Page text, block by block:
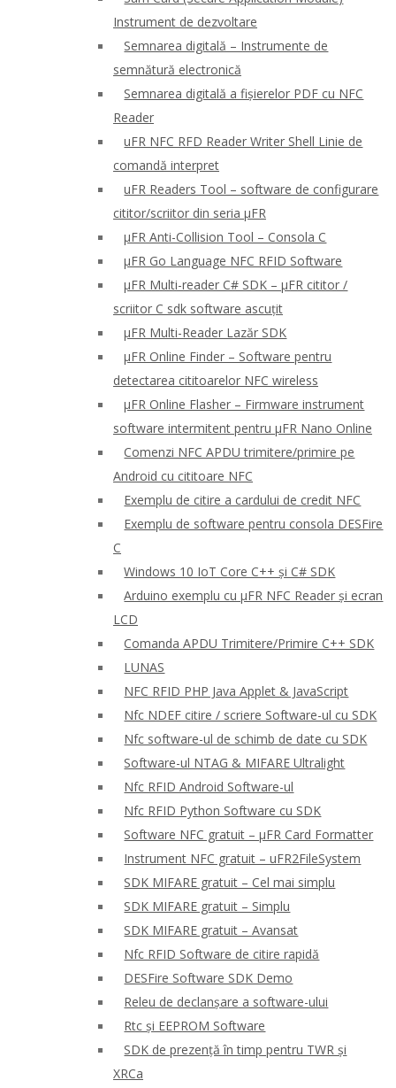
Instrument de dezvoltare
Semnarea digitală – Instrumente de
semnătură electronică
Semnarea digitală a fișierelor PDF cu NFC
Reader
uFR NFC RFD Reader Writer Shell Linie de
comandă interpret
uFR Readers Tool – software de configurare
cititor/scriitor din seria μFR
μFR Anti-Collision Tool – Consola C
μFR Go Language NFC RFID Software
μFR Multi-reader C# SDK – μFR cititor /
scriitor C sdk software ascuțit
μFR Multi-Reader Lazăr SDK
μFR Online Finder – Software pentru
detectarea cititoarelor NFC wireless
μFR Online Flasher – Firmware instrument
software intermitent pentru μFR Nano Online
Comenzi NFC APDU trimitere/primire pe
Android cu cititoare NFC
Exemplu de citire a cardului de credit NFC
Exemplu de software pentru consola DESFire
C
Windows 10 IoT Core C++ și C# SDK
Arduino exemplu cu μFR NFC Reader și ecran
LCD
Comanda APDU Trimitere/Primire C++ SDK
LUNAS
NFC RFID PHP Java Applet & JavaScript
Nfc NDEF citire / scriere Software-ul cu SDK
Nfc software-ul de schimb de date cu SDK
Software-ul NTAG & MIFARE Ultralight
Nfc RFID Android Software-ul
Nfc RFID Python Software cu SDK
Software NFC gratuit – μFR Card Formatter
Instrument NFC gratuit – uFR2FileSystem
SDK MIFARE gratuit – Cel mai simplu
SDK MIFARE gratuit – Simplu
SDK MIFARE gratuit – Avansat
Nfc RFID Software de citire rapidă
DESFire Software SDK Demo
Releu de declanșare a software-ului
Rtc și EEPROM Software
SDK de prezență în timp pentru TWR și
XRCa